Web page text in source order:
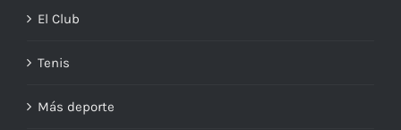
El Club
Tenis
Más deporte